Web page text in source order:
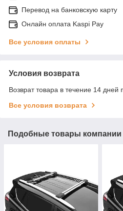
Перевод на банковскую карту
Онлайн оплата Kaspi Pay
Все условия оплаты
Условия возврата
Возврат товара в течение 14 дней
Все условия возврата
Подобные товары компании